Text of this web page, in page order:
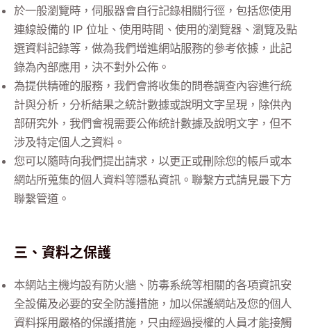
於一般瀏覽時，伺服器會自行記錄相關行徑，包括您使用
連線設備的 IP 位址、使用時間、使用的瀏覽器、瀏覽及點
選資料記錄等，做為我們增進網站服務的參考依據，此記
錄為內部應用，決不對外公佈。
為提供精確的服務，我們會將收集的問卷調查內容進行統
計與分析，分析結果之統計數據或說明文字呈現，除供內
部研究外，我們會視需要公佈統計數據及說明文字，但不
涉及特定個人之資料。
您可以隨時向我們提出請求，以更正或刪除您的帳戶或本
網站所蒐集的個人資料等隱私資訊。聯繫方式請見最下方
聯繫管道。
三、資料之保護
本網站主機均設有防火牆、防毒系統等相關的各項資訊安
全設備及必要的安全防護措施，加以保護網站及您的個人
資料採用嚴格的保護措施，只由經過授權的人員才能接觸